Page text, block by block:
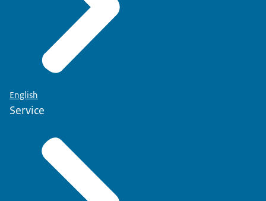
English
Service